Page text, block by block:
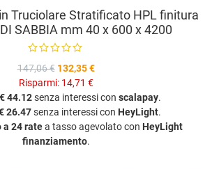
Truciolare Stratificato HPL finitura
SABBIA mm 40 x 600 x 4200
147,06 € 132,35 €
Risparmi: 14,71 €
€ 44.12senza interessi con scalapay.
26.47senza interessi con HeyLight.
a 24 ratea tasso agevolato con HeyLight
finanziamento.